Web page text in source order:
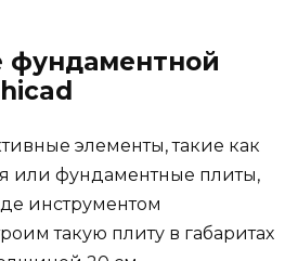
фундаментной
элементы, такие как
или фундаментные плиты,
инструментом
такую плиту в габаритах